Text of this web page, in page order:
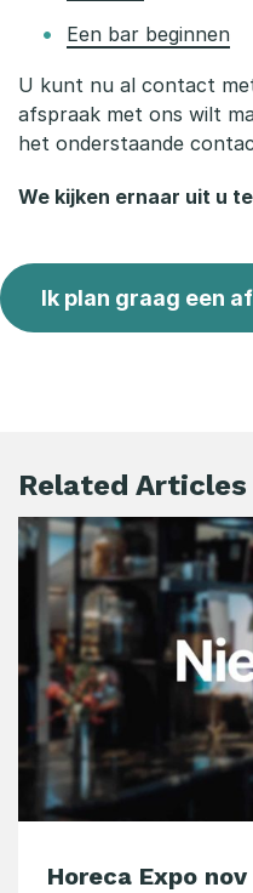
Een bar beginnen
U kunt nu al contact
afspraak met ons wilt
het onderstaande
We kijken ernaar uit u
Ik plan graag een
Related Articles
Horeca Expo